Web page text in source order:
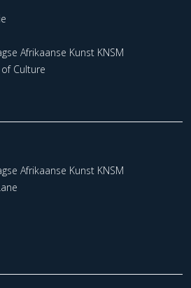
Afrikaanse Kunst KNSM
Culture
Afrikaanse Kunst KNSM